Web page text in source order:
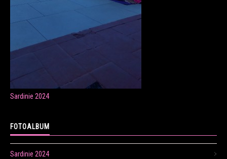
Sardinie 2024
FOTOALBUM
Sardinie 2024